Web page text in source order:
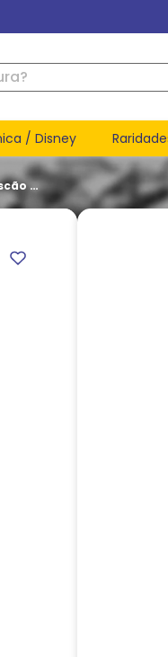
/ Disney
#